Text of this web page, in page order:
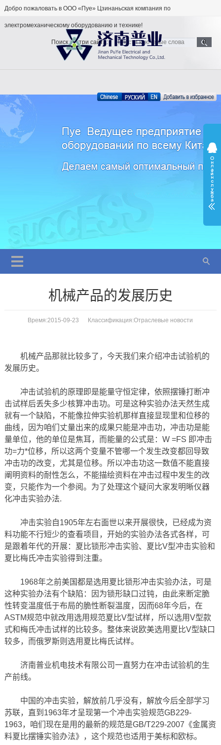
Добро пожаловать в ООО «Пуе» Цзинаньская компания по
электромеханическому оборудованию и технике!
Поиск внутри сайта:
机械产品的发展历史
Время:2015-09-23 Классификация:Отраслевые новости
机械产品那就比较多了，今天我们来介绍冲击试验机的
发展历史。
冲击试验机的原理即是能量守恒定律，依照摆锤打断冲
击试样后丢失多少核算冲击功。可是这种实验办法天然生成
就有一个缺陷，不能像拉伸实验机那样直接显现里和位移的
曲线，因为咱们丈量出来的成果只能是冲击功，冲击功是能
量单位，他的单位是焦耳，而能量的公式是：W =FS 即冲击
功=力*位移，所以这两个变量不管哪一个发生改变都回导致
冲击功的改变，尤其是位移。所以冲击功这一数值不能直接
阐明资料的耐性怎么，不能描绘资料在冲击过程中发生的改
变，只能作为一个参阅。为了处理这个疑问大家发明晰仪器
化冲击实验办法.
冲击实验自1905年左右面世以来开展很快，已经成为资
料功能不行短少的查看项目，开始的实验办法各式各样，可
是跟着年代的开展：夏比锁形冲击实验、夏比V型冲击实验和
夏比梅氏冲击实验得到注重。
1968年之前美国都是选用夏比锁形冲击实验办法，可是
这种实验办法有个缺陷：因为锁形缺口过钝，由此来断定脆
性转变温度低于布局的脆性断裂温度，因而68年今后，在
ASTM规范中就改用选用规范夏比V型试样，所以选用V型款
式和梅氏冲击试样的比较多。整体来说欧美选用夏比V型缺口
较多，而俄罗斯则选用夏比梅氏试样。
济南普业机电技术有限公司一直努力在冲击试验机的生
产前线。
中国的冲击实验，解放前几乎没有，解放今后全部学习
苏联，直到1963年才呈现第一个冲击实验规范GB229-
1963，咱们现在是用的最新的规范是GB/T229-2007《金属资
料夏比摆锤实验办法》，这个规范也适用于美标和欧标。